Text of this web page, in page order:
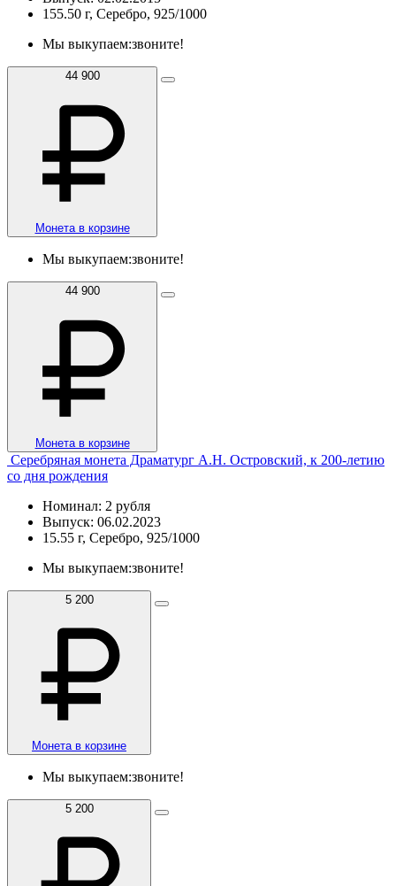
155.50 г, Серебро, 925/1000
Мы выкупаем:звоните!
44 900
Монета в корзине
Мы выкупаем:звоните!
44 900
Монета в корзине
Серебряная монета Драматург А.Н. Островский, к 200-летию
со дня рождения
Номинал: 2 рубля
Выпуск: 06.02.2023
15.55 г, Серебро, 925/1000
Мы выкупаем:звоните!
5 200
Монета в корзине
Мы выкупаем:звоните!
5 200